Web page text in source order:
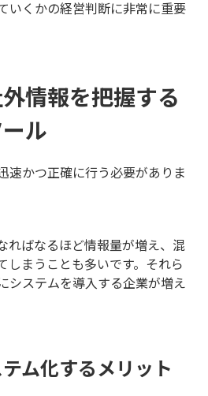
いくかの経営判断に非常に重要
情報を把握する
ル
速かつ正確に行う必要がありま
ればなるほど情報量が増え、混
しまうことも多いです。それら
システムを導入する企業が増え
ム化するメリット